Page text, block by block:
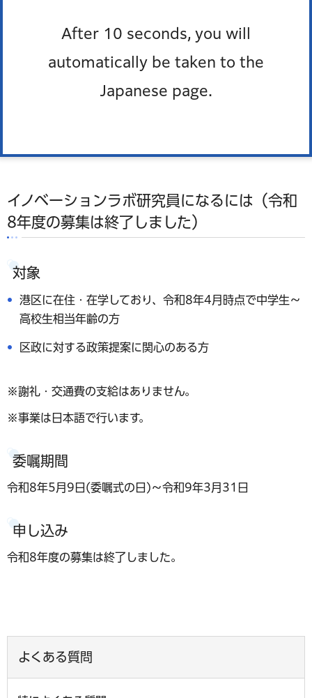
After 10 seconds, you will
automatically be taken to the
Japanese page.
イノベーションラボ研究員になるには（令和
8年度の募集は終了しました）
対象
港区に在住・在学しており、令和8年4月時点で中学生～
高校生相当年齢の方
区政に対する政策提案に関心のある方
※謝礼・交通費の支給はありません。
※事業は日本語で行います。
委嘱期間
令和8年5月9日(委嘱式の日)～令和9年3月31日
申し込み
令和8年度の募集は終了しました。
よくある質問